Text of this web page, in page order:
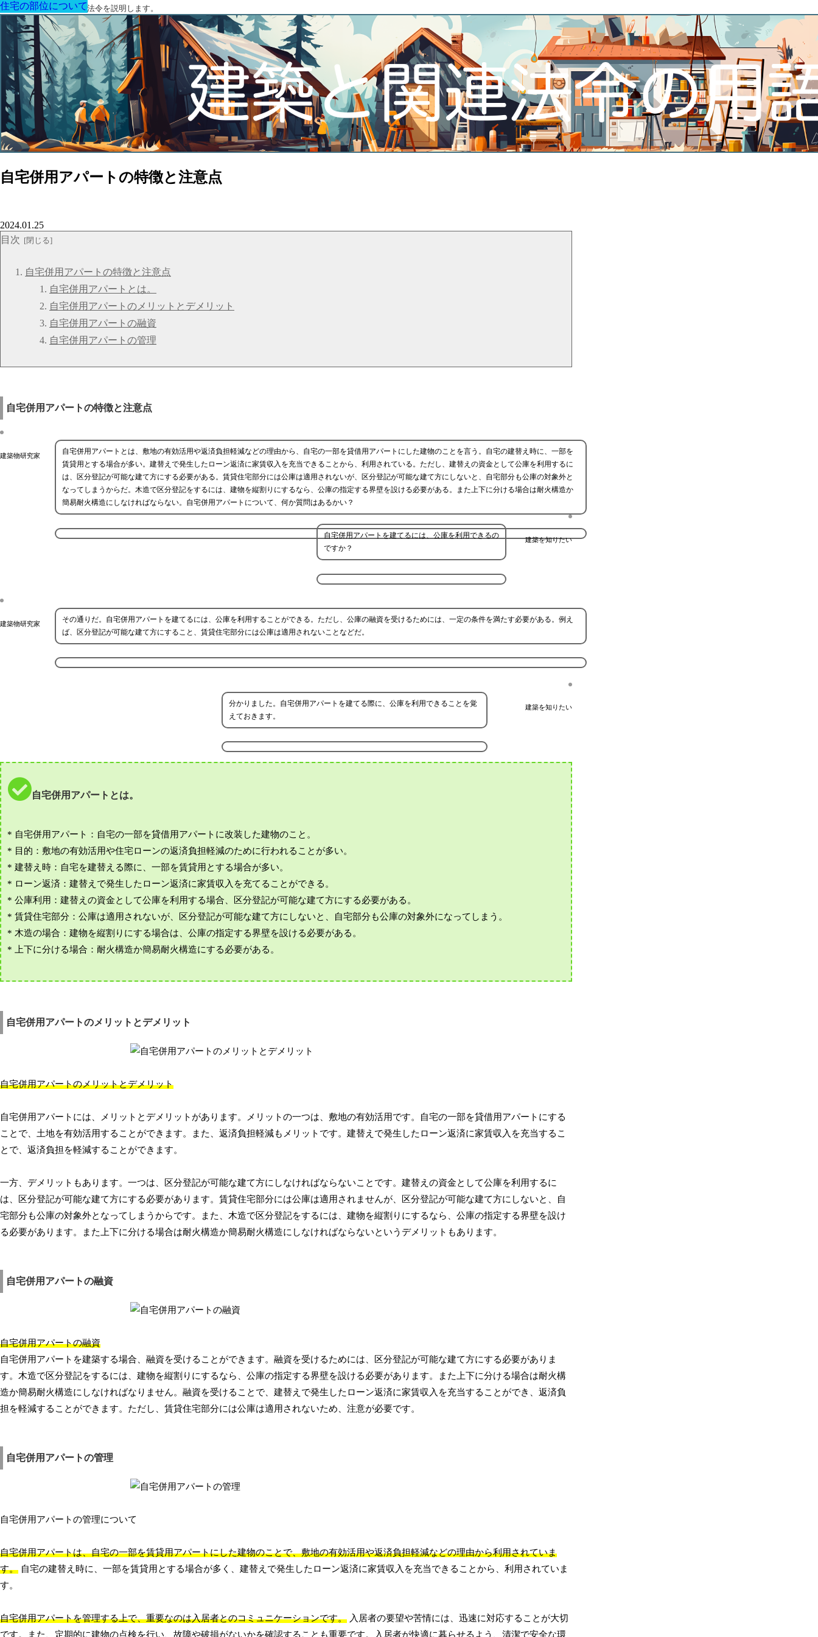
建築に関する用語と関連法令を説明します。
自宅併用アパートの特徴と注意点
住宅の部位について
2024.01.25
目次
自宅併用アパートの特徴と注意点
自宅併用アパートとは。
自宅併用アパートのメリットとデメリット
自宅併用アパートの融資
自宅併用アパートの管理
自宅併用アパートの特徴と注意点
建築物研究家
自宅併用アパートとは、敷地の有効活用や返済負担軽減などの理由から、自宅の一部を貸借用アパートにした建物のことを言う。自宅の建替え時に、一部を
賃貸用とする場合が多い。建替えで発生したローン返済に家賃収入を充当できることから、利用されている。ただし、建替えの資金として公庫を利用するに
は、区分登記が可能な建て方にする必要がある。賃貸住宅部分には公庫は適用されないが、区分登記が可能な建て方にしないと、自宅部分も公庫の対象外と
なってしまうからだ。木造で区分登記をするには、建物を縦割りにするなら、公庫の指定する界壁を設ける必要がある。また上下に分ける場合は耐火構造か
簡易耐火構造にしなければならない。自宅併用アパートについて、何か質問はあるかい？
建築を知りたい
自宅併用アパートを建てるには、公庫を利用できるの
ですか？
建築物研究家
その通りだ。自宅併用アパートを建てるには、公庫を利用することができる。ただし、公庫の融資を受けるためには、一定の条件を満たす必要がある。例え
ば、区分登記が可能な建て方にすること、賃貸住宅部分には公庫は適用されないことなどだ。
建築を知りたい
分かりました。自宅併用アパートを建てる際に、公庫を利用できることを覚
えておきます。
自宅併用アパートとは。
* 自宅併用アパート：自宅の一部を貸借用アパートに改装した建物のこと。
* 目的：敷地の有効活用や住宅ローンの返済負担軽減のために行われることが多い。
* 建替え時：自宅を建替える際に、一部を賃貸用とする場合が多い。
* ローン返済：建替えで発生したローン返済に家賃収入を充てることができる。
* 公庫利用：建替えの資金として公庫を利用する場合、区分登記が可能な建て方にする必要がある。
* 賃貸住宅部分：公庫は適用されないが、区分登記が可能な建て方にしないと、自宅部分も公庫の対象外になってしまう。
* 木造の場合：建物を縦割りにする場合は、公庫の指定する界壁を設ける必要がある。
* 上下に分ける場合：耐火構造か簡易耐火構造にする必要がある。
自宅併用アパートのメリットとデメリット
自宅併用アパートのメリットとデメリット
自宅併用アパートには、メリットとデメリットがあります。メリットの一つは、敷地の有効活用です。自宅の一部を貸借用アパートにする
ことで、土地を有効活用することができます。また、返済負担軽減もメリットです。建替えで発生したローン返済に家賃収入を充当するこ
とで、返済負担を軽減することができます。
一方、デメリットもあります。一つは、区分登記が可能な建て方にしなければならないことです。建替えの資金として公庫を利用するに
は、区分登記が可能な建て方にする必要があります。賃貸住宅部分には公庫は適用されませんが、区分登記が可能な建て方にしないと、自
宅部分も公庫の対象外となってしまうからです。また、木造で区分登記をするには、建物を縦割りにするなら、公庫の指定する界壁を設け
る必要があります。また上下に分ける場合は耐火構造か簡易耐火構造にしなければならないというデメリットもあります。
自宅併用アパートの融資
自宅併用アパートの融資
自宅併用アパートを建築する場合、融資を受けることができます。融資を受けるためには、区分登記が可能な建て方にする必要がありま
す。木造で区分登記をするには、建物を縦割りにするなら、公庫の指定する界壁を設ける必要があります。また上下に分ける場合は耐火構
造か簡易耐火構造にしなければなりません。融資を受けることで、建替えで発生したローン返済に家賃収入を充当することができ、返済負
担を軽減することができます。ただし、賃貸住宅部分には公庫は適用されないため、注意が必要です。
自宅併用アパートの管理
自宅併用アパートの管理について
自宅併用アパートは、自宅の一部を賃貸用アパートにした建物のことで、敷地の有効活用や返済負担軽減などの理由から利用されていま
す。 自宅の建替え時に、一部を賃貸用とする場合が多く、建替えで発生したローン返済に家賃収入を充当できることから、利用されていま
す。
自宅併用アパートを管理する上で、重要なのは入居者とのコミュニケーションです。 入居者の要望や苦情には、迅速に対応することが大切
です。また、定期的に建物の点検を行い、故障や破損がないかを確認することも重要です。入居者が快適に暮らせるよう、清潔で安全な環
住宅の部位について
住宅の部位について
住宅の部位について
住宅の部位について
住宅の部位について
住宅の部位について